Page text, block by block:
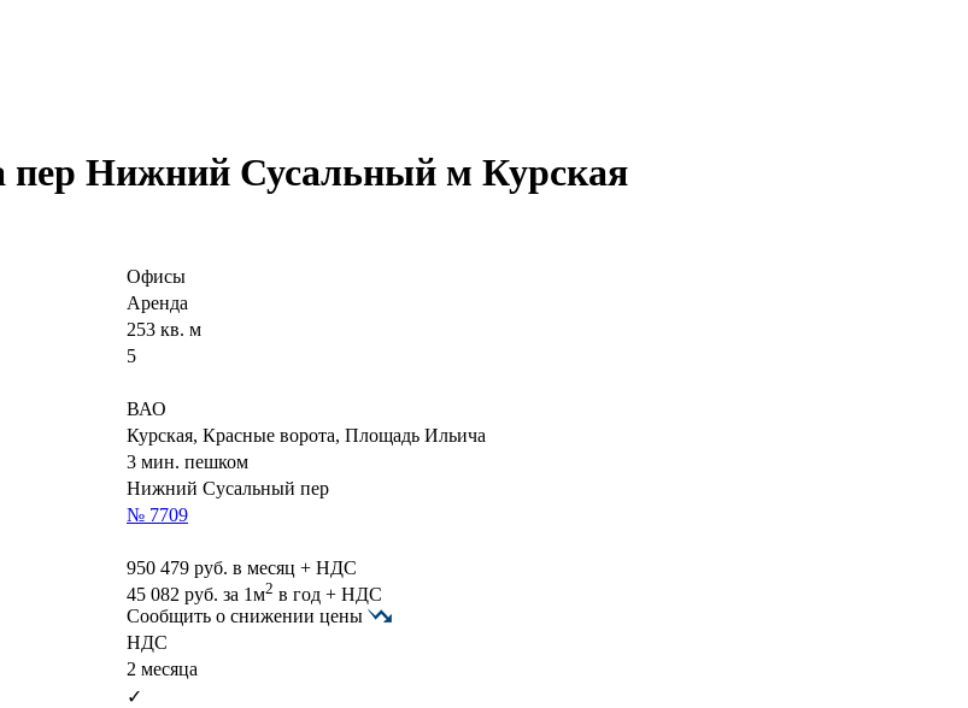
пер Нижний Сусальный м Курская
Офисы
Аренда
253 кв. м
5
ВАО
Курская, Красные ворота, Площадь Ильича
3 мин. пешком
Нижний Сусальный пер
№ 7709
950 479 руб. в месяц + НДС
45 082 руб. за 1м2 в год + НДС
Сообщить о снижении цены
НДС
2 месяца
✓